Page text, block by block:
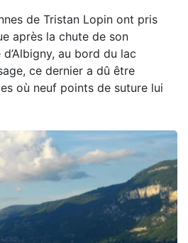
de Tristan Lopin ont pris
après la chute de son
au bord du lac
ce dernier a dû être
où neuf points de suture lui